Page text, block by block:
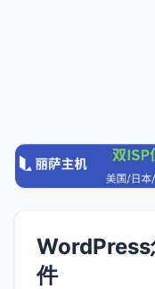
WordPress
件